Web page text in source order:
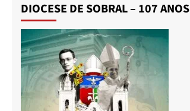
DIOCESE DE SOBRAL – 107 ANOS